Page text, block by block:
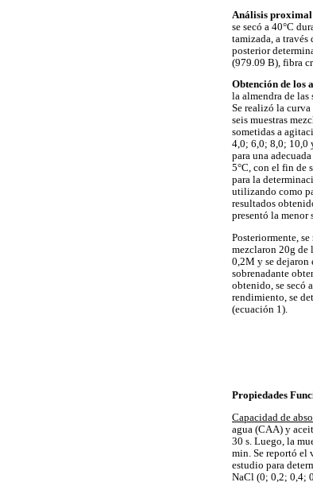
Análisis proximal
se secó a 40°C
tamizada, a través
posterior
(979.09 B), fibra
Obtención de los
la almendra de las
Se realizó la
seis muestras
sometidas a
4,0; 6,0; 8,0; 10,0
para una
5°C, con el fin de
para la
utilizando como
resultados
presentó la
Posteriormente,
mezclaron 20g de
0,2M y se dejaron
sobrenadante
obtenido, se secó
rendimiento, se
(ecuación 1).
Propiedades
Capacidad de
agua (CAA) y
30 s. Luego, la
min. Se reportó el
estudio para
NaCl (0; 0,2; 0,4;